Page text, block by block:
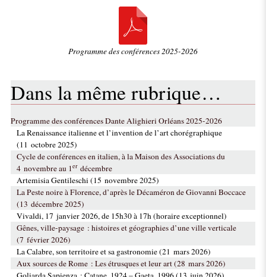
Programme des conférences 2025-2026
Dans la même rubrique…
Programme des conférences Dante Alighieri Orléans 2025-2026
La Renaissance italienne et l’invention de l’art chorégraphique
(11 octobre 2025)
Cycle de conférences en italien, à la Maison des Associations du
4 novembre au 1erdécembre
Artemisia Gentileschi (15 novembre 2025)
La Peste noire à Florence, d’après le Décaméron de Giovanni Boccace
(13 décembre 2025)
Vivaldi, 17 janvier 2026, de 15h30 à 17h (horaire exceptionnel)
Gênes, ville-paysage : histoires et géographies d’une ville verticale
(7 février 2026)
La Calabre, son territoire et sa gastronomie (21 mars 2026)
Aux sources de Rome : Les étrusques et leur art (28 mars 2026)